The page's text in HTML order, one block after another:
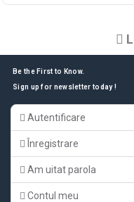
Be the First to Know.
Sign up for newsletter today !
Autentificare
Înregistrare
Am uitat parola
Contul meu